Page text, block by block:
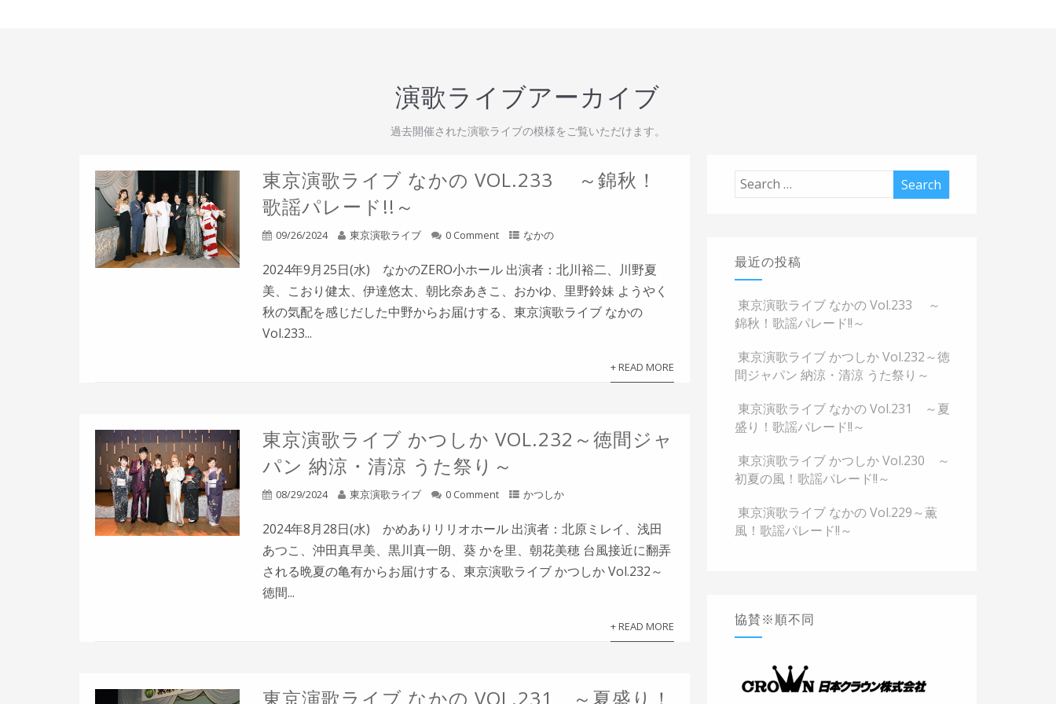
演歌ライブアーカイブ
過去開催された演歌ライブの模様をご覧いただけます。
東京演歌ライブ なかの VOL.233 ～錦秋！
歌謡パレード!!～
09/26/2024 東京演歌ライブ 0 Comment なかの
2024年9月25日(水) なかのZERO小ホール 出演者：北川裕二、川野夏
美、こおり健太、伊達悠太、朝比奈あきこ、おかゆ、里野鈴妹 ようやく
秋の気配を感じだした中野からお届けする、東京演歌ライブ なかの
Vol.233...
+ READ MORE
東京演歌ライブ かつしか VOL.232～徳間ジャ
パン 納涼・清涼 うた祭り～
08/29/2024 東京演歌ライブ 0 Comment かつしか
2024年8月28日(水) かめありリリオホール 出演者：北原ミレイ、浅田
あつこ、沖田真早美、黒川真一朗、葵 かを里、朝花美穂 台風接近に翻弄
される晩夏の亀有からお届けする、東京演歌ライブ かつしか Vol.232～
徳間...
+ READ MORE
東京演歌ライブ なかの VOL.231 ～夏盛り！
最近の投稿
東京演歌ライブ なかの Vol.233 ～
錦秋！歌謡パレード!!～
東京演歌ライブ かつしか Vol.232～徳
間ジャパン 納涼・清涼 うた祭り～
東京演歌ライブ なかの Vol.231 ～夏
盛り！歌謡パレード!!～
東京演歌ライブ かつしか Vol.230 ～
初夏の風！歌謡パレード!!～
東京演歌ライブ なかの Vol.229～薫
風！歌謡パレード!!～
協賛※順不同